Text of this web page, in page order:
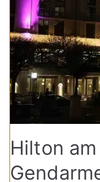
Hilton am